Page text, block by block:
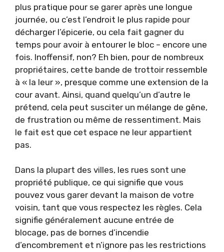
plus pratique pour se garer après une longue
journée, ou c’est l’endroit le plus rapide pour
décharger l’épicerie, ou cela fait gagner du
temps pour avoir à entourer le bloc – encore une
fois. Inoffensif, non? Eh bien, pour de nombreux
propriétaires, cette bande de trottoir ressemble
à « la leur », presque comme une extension de la
cour avant. Ainsi, quand quelqu’un d’autre le
prétend, cela peut susciter un mélange de gêne,
de frustration ou même de ressentiment. Mais
le fait est que cet espace ne leur appartient
pas.
Dans la plupart des villes, les rues sont une
propriété publique, ce qui signifie que vous
pouvez vous garer devant la maison de votre
voisin, tant que vous respectez les règles. Cela
signifie généralement aucune entrée de
blocage, pas de bornes d’incendie
d’encombrement et n’ignore pas les restrictions